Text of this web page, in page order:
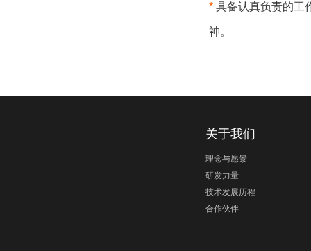
* 具备认真负责的工
神。
关于我们
理念与愿景
研发力量
技术发展历程
合作伙伴